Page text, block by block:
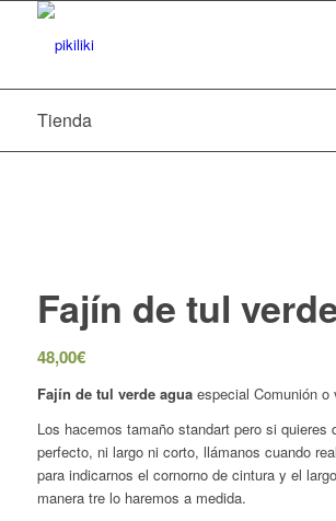
Tienda
Fajín de tul
48,00€
Fajín de tul verde agua especial Comunión o
Los hacemos tamaño standart pero si quieres
perfecto, ni largo ni corto, llámanos cuando
para indicarnos el cornorno de cintura y el
manera tre lo haremos a medida.